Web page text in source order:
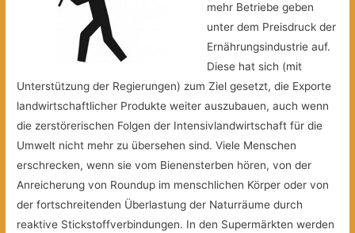
mehr Betriebe geben
unter dem Preisdruck der
Ernährungsindustrie auf.
Diese hat sich (mit
Unterstützung der Regierungen) zum Ziel gesetzt, die Exporte
landwirtschaftlicher Produkte weiter auszubauen, auch wenn
die zerstörerischen Folgen der Intensivlandwirtschaft für die
Umwelt nicht mehr zu übersehen sind. Viele Menschen
erschrecken, wenn sie vom Bienensterben hören, von der
Anreicherung von Roundup im menschlichen Körper oder von
der fortschreitenden Überlastung der Naturräume durch
reaktive Stickstoffverbindungen. In den Supermärkten werden